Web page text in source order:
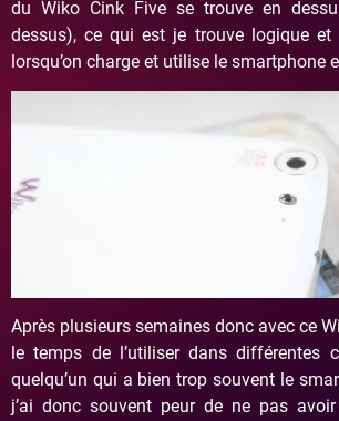
du Wiko Cink Five se trouve en
dessus), ce qui est je trouve logique et
lorsqu’on charge et utilise le smartphone
Après plusieurs semaines donc avec ce
le temps de l’utiliser dans différentes
quelqu’un qui a bien trop souvent le
j’ai donc souvent peur de ne pas